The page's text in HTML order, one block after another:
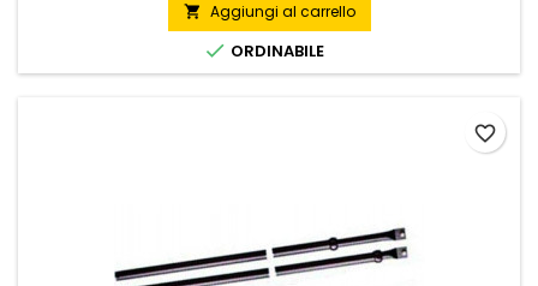
 Aggiungi al carrello
 ORDINABILE
favorite_border